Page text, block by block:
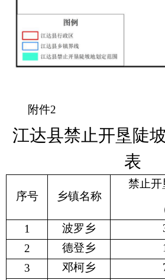
附件2
江达县禁止开垦陡
表
序号 乡镇名称
禁止开
1 波罗乡
2
德登乡
3
邓柯乡